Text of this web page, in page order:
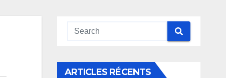
ARTICLES RÉCENTS